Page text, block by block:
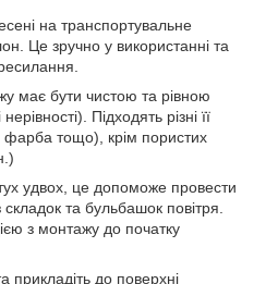
на транспортувальне
Це зручно у використанні та
має бути чистою та рівною
Підходять різні її
тощо), крім пористих
удвох, це допоможе провести
та бульбашок повітря.
з монтажу до початку
прикладіть до поверхні